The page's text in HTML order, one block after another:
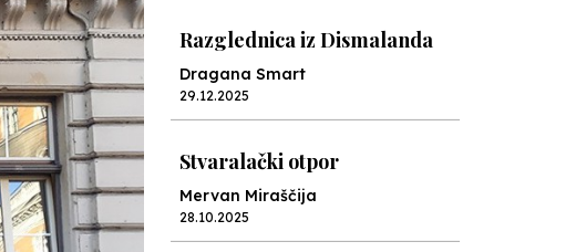
Razglednica iz Dismalanda
Dragana Smart
29.12.2025
Stvaralački otpor
Mervan Miraščija
28.10.2025